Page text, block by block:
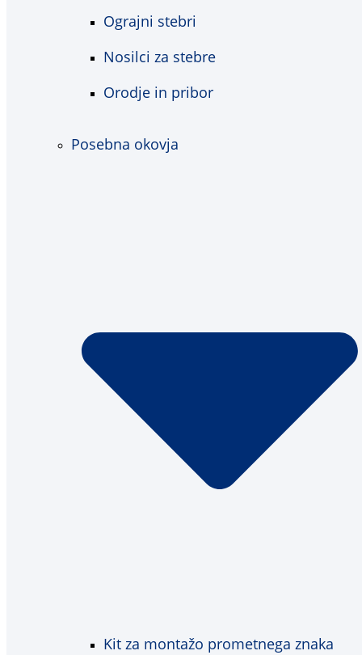
Ograjni stebri
Nosilci za stebre
Orodje in pribor
Posebna okovja
Kit za montažo prometnega znaka